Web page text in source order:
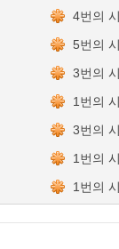
4번의
5번의
3번의
1번의
3번의
1번의
1번의